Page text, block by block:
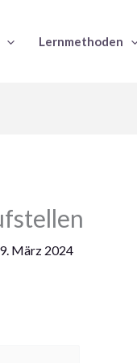
Lernmethoden
März 2024